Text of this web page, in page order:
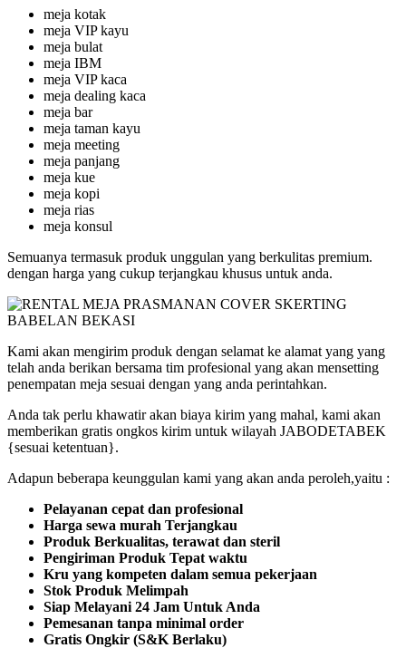
meja kotak
meja VIP kayu
meja bulat
meja IBM
meja VIP kaca
meja dealing kaca
meja bar
meja taman kayu
meja meeting
meja panjang
meja kue
meja kopi
meja rias
meja konsul
Semuanya termasuk produk unggulan yang berkulitas premium.
dengan harga yang cukup terjangkau khusus untuk anda.
Kami akan mengirim produk dengan selamat ke alamat yang yang
telah anda berikan bersama tim profesional yang akan mensetting
penempatan meja sesuai dengan yang anda perintahkan.
Anda tak perlu khawatir akan biaya kirim yang mahal, kami akan
memberikan gratis ongkos kirim untuk wilayah JABODETABEK
{sesuai ketentuan}.
Adapun beberapa keunggulan kami yang akan anda peroleh,yaitu :
Pelayanan cepat dan profesional
Harga sewa murah Terjangkau
Produk Berkualitas, terawat dan steril
Pengiriman Produk Tepat waktu
Kru yang kompeten dalam semua pekerjaan
Stok Produk Melimpah
Siap Melayani 24 Jam Untuk Anda
Pemesanan tanpa minimal order
Gratis Ongkir (S&K Berlaku)